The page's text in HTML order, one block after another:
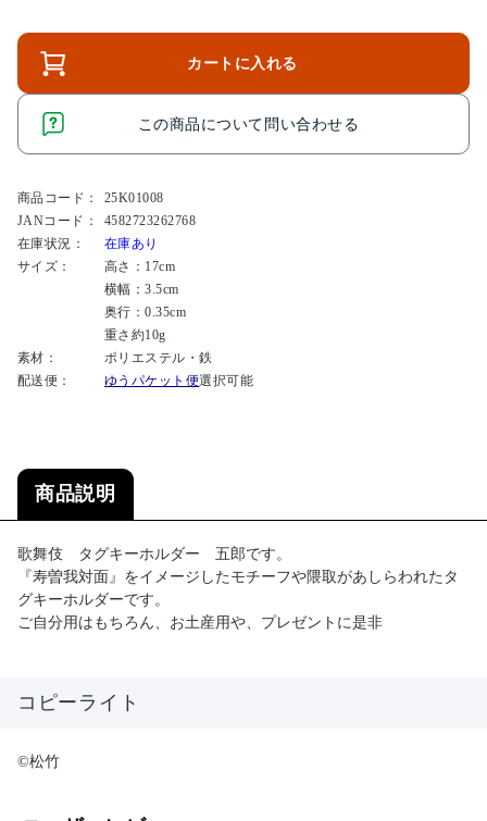
カートに入れる
この商品について問い合わせる
商品コード：
25K01008
JANコード：
4582723262768
在庫状況：
在庫あり
サイズ：
高さ：17cm
横幅：3.5cm
奥行：0.35cm
重さ約10g
素材：
ポリエステル・鉄
配送便：
ゆうパケット便選択可能
商品説明
歌舞伎 タグキーホルダー 五郎です。
『寿曽我対面』をイメージしたモチーフや隈取があしらわれたタ
グキーホルダーです。
ご自分用はもちろん、お土産用や、プレゼントに是非
コピーライト
©松竹